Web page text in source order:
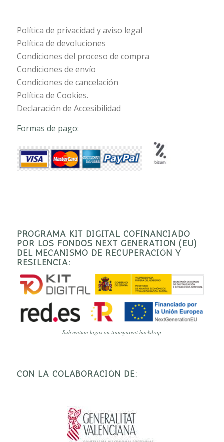
Política de privacidad y aviso legal
Política de devoluciones
Condiciones del proceso de compra
Condiciones de envío
Condiciones de cancelación
Política de Cookies.
Declaración de Accesibilidad
Formas de pago:
PROGRAMA KIT DIGITAL COFINANCIADO
POR LOS FONDOS NEXT GENERATION (EU)
DEL MECANISMO DE RECUPERACIÓN Y
RESILENCIA:
Subvention logos on transparent backdrop
CON LA COLABORACIÓN DE: